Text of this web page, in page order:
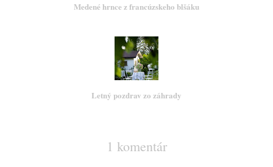
Medené hrnce z francúzskeho blšáku
Letný pozdrav zo záhrady
1 komentár